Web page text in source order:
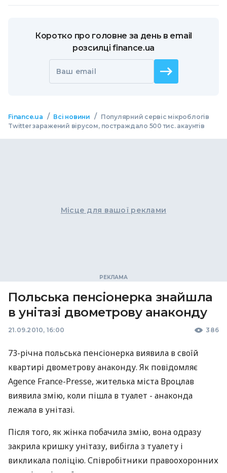
Коротко про головне за день в email
розсилці finance.ua
Ваш email
Finance.ua / Всі новини /
Популярний сервіс мікроблогів
Twitter заражений вірусом, постраждало 500 тис. акаунтів
Місце для вашої реклами
Польська пенсіонерка знайшла
в унітазі двометрову анаконду
21.09.2010, 16:00 386
73-річна польська пенсіонерка виявила в своїй
квартирі двометрову анаконду. Як повідомляє
Agence France-Presse, жителька міста Вроцлав
виявила змію, коли пішла в туалет - анаконда
лежала в унітазі.
Після того, як жінка побачила змію, вона одразу
закрила кришку унітазу, вибігла з туалету і
викликала поліцію. Співробітники правоохоронних